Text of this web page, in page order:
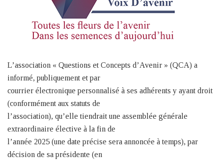
L’association « Questions et Concepts d’Avenir » (QCA) a
informé, publiquement et par
courrier électronique personnalisé à ses adhérents y ayant droit
(conformément aux statuts de
l’association), qu’elle tiendrait une assemblée générale
extraordinaire élective à la fin de
l’année 2025 (une date précise sera annoncée à temps), par
décision de sa présidente (en